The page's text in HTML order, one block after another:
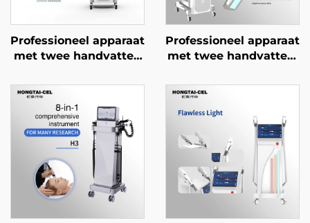
Professioneel apparaat
met twee handvatten
lichttherapie, voor
professionele
huidverheldering,
verjonging en anti-
aging in
schoonheidssalons
Professioneel apparaat
met twee handvatten,
roodlichttherapie, voor
gezichts- en
lichaamsverheldering,
verjonging en